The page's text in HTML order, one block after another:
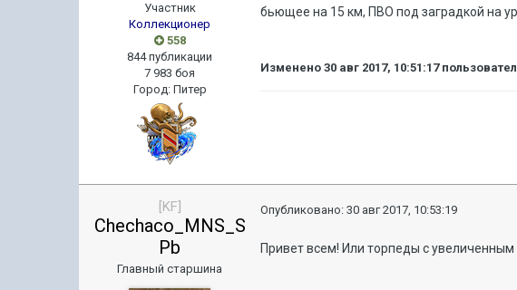
Участник
Коллекционер
558
844 публикации
7 983 боя
Город: Питер
бьющее на 15 км, ПВО под заградкой на
Изменено30 авг 2017, 10:51:17
[KF]
Chechaco_MNS_S
Pb
Главный старшина
Опубликовано:30 авг 2017, 10:53:19
Привет всем! Или торпеды с